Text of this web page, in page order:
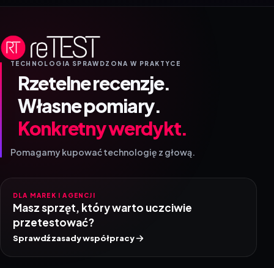
TECHNOLOGIA SPRAWDZONA W PRAKTYCE
Rzetelne recenzje.
Własne pomiary.
Konkretny werdykt.
Pomagamy kupować technologię z głową.
DLA MAREK I AGENCJI
Masz sprzęt, który warto uczciwie
przetestować?
Sprawdź zasady współpracy